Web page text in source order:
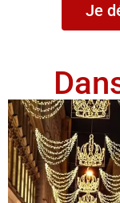
Je